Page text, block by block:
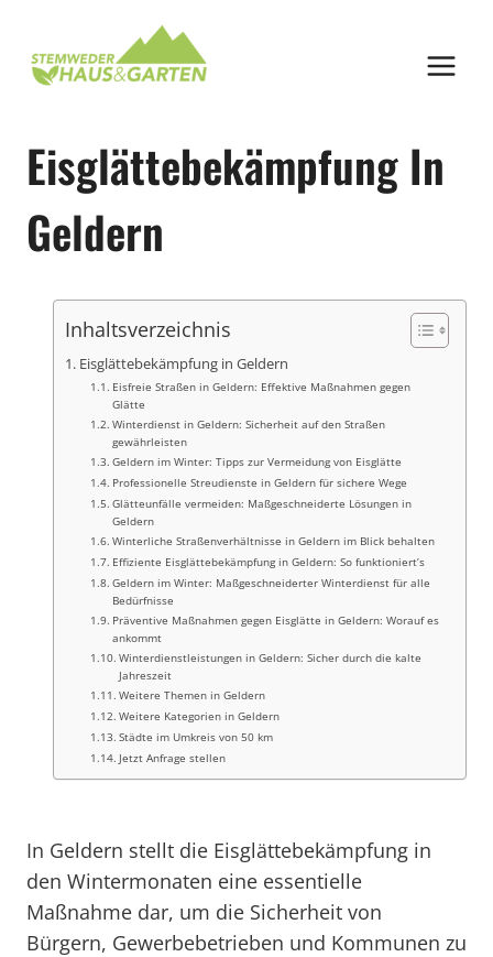
springen
Eisglättebekämpfung In
Geldern
Inhaltsverzeichnis
Eisglättebekämpfung in Geldern
Eisfreie Straßen in Geldern: Effektive Maßnahmen gegen
Glätte
Winterdienst in Geldern: Sicherheit auf den Straßen
gewährleisten
Geldern im Winter: Tipps zur Vermeidung von Eisglätte
Professionelle Streudienste in Geldern für sichere Wege
Glätteunfälle vermeiden: Maßgeschneiderte Lösungen in
Geldern
Winterliche Straßenverhältnisse in Geldern im Blick behalten
Effiziente Eisglättebekämpfung in Geldern: So funktioniert’s
Geldern im Winter: Maßgeschneiderter Winterdienst für alle
Bedürfnisse
Präventive Maßnahmen gegen Eisglätte in Geldern: Worauf es
ankommt
Winterdienstleistungen in Geldern: Sicher durch die kalte
Jahreszeit
Weitere Themen in Geldern
Weitere Kategorien in Geldern
Städte im Umkreis von 50 km
Jetzt Anfrage stellen
In Geldern stellt die Eisglättebekämpfung in
den Wintermonaten eine essentielle
Maßnahme dar, um die Sicherheit von
Bürgern, Gewerbebetrieben und Kommunen zu